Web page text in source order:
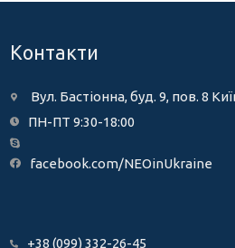
Контакти
Вул. Бастіонна, буд. 9, пов. 8
ПН-ПТ 9:30-18:00
facebook.com/NEOinUkraine
+38 (099) 332-26-45